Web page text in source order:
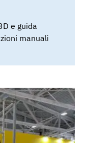
e guida
manuali